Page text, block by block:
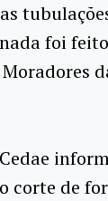
foi
corte de